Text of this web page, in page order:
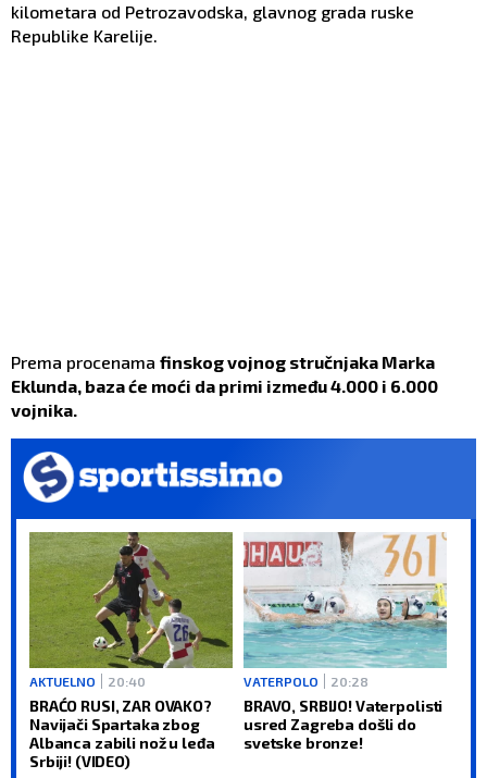
kilometara od Petrozavodska, glavnog grada ruske
Republike Karelije.
Prema procenama finskog vojnog stručnjaka Marka
Eklunda, baza će moći da primi između 4.000 i 6.000
vojnika.
AKTUELNO 20:40
BRAĆO RUSI, ZAR OVAKO?
Navijači Spartaka zbog
Albanca zabili nož u leđa
Srbiji! (VIDEO)
VATERPOLO 20:28
BRAVO, SRBIJO! Vaterpolisti
usred Zagreba došli do
svetske bronze!